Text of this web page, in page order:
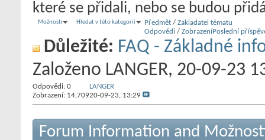
které se přidali, nebo se budou
Možnosti Hledat v této kategorii Předmět / Zakladatel tématu
Odpovědi / ZobrazeníPoslední
Důležité: FAQ - Základné
Založeno LANGER‎, 20-09-23
Odpovědi: 0
Zobrazení: 14,709
LANGER
20-09-23, 13:29
Forum Information and